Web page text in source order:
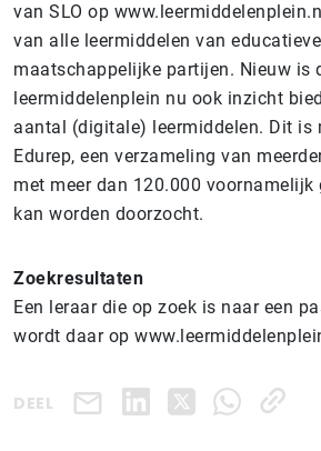
van SLO op
van alle leermiddelen van
maatschappelijke partijen. Nieuw is
leermiddelenplein nu ook inzicht
aantal (digitale) leermiddelen. Dit is
Edurep, een verzameling van
met meer dan 120.000 voornamelijk
kan worden doorzocht.
Zoekresultaten
Een leraar die op zoek is naar een
wordt daar op
DEEL